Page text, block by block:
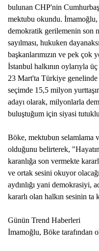
bulunan CHP'nin
mektubu okundu.
demokratik gerilemenin son
sayılması, hukuken
başkanlarımızın ve pek çok
İstanbul halkının oylarıyla
23 Mart'ta Türkiye
seçimde 15,5 milyon
adayı olarak, milyonlarla
buluştuğum için siyasi
Böke, mektubun selamlama
olduğunu belirterek,
karanlığa son vermekte
ve ortak sesini okuyor
aydınlığı yani demokrasiyi,
kararlı olan halkın sesinin
Günün Trend Haberleri
İmamoğlu, Böke tarafından